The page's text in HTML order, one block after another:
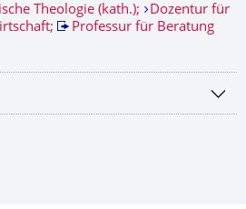
Theologie (kath.);
Dozentur für
Professur für Beratung